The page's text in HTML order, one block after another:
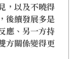
，以及不曉得
後續發展多是
應、另一方持
方關係變得更